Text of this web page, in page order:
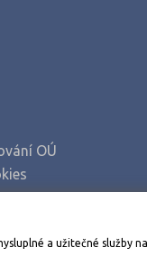
Prostějov (2)
Sokolov (1)
OÚ
Stáhněte
a užitečné služby